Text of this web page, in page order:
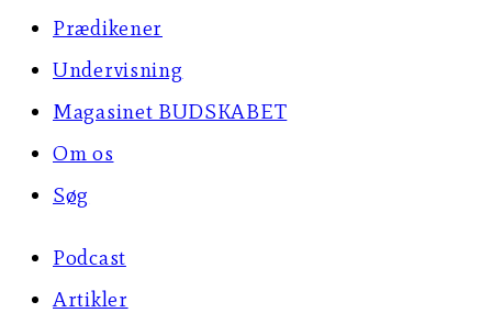
Prædikener
Undervisning
Magasinet BUDSKABET
Om os
Søg
Podcast
Artikler